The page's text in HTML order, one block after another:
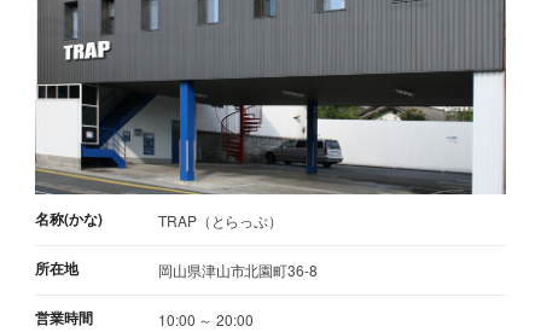
名称(かな) TRAP（とらっぷ）
所在地 岡山県津山市北園町36-8
営業時間
10:00 ～ 20:00